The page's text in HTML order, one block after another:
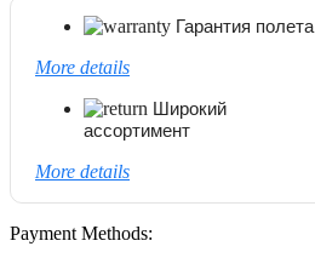
Гарантия полета
More details
Широкий
ассортимент
More details
Payment Methods: